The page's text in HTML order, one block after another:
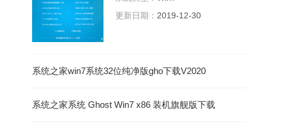
更新日期： 2019-12-30
系统之家win7系统32位纯净版gho下载V2020
系统之家系统 Ghost Win7 x86 装机旗舰版下载